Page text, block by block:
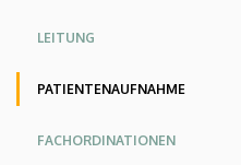
Angol
Német
LEITUNG
PATIENTENAUFNAHME
FACHORDINATIONEN